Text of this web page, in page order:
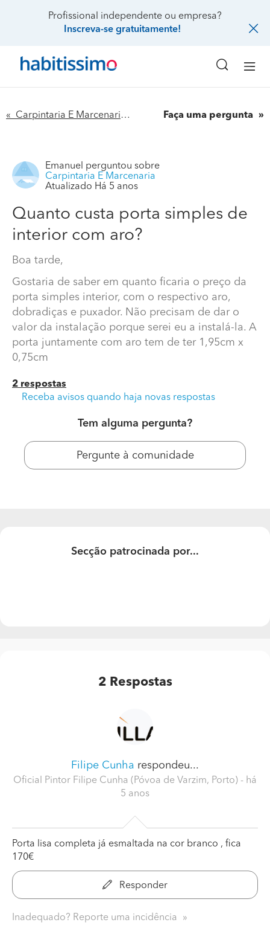
Profissional independente ou empresa?
Inscreva-se gratuitamente!
« Carpintaria E Marcenaria Faça uma pergunta
Boa tarde,
Gostaria de saber em quanto ficaria o preço da porta
Emanuel perguntou sobre
Carpintaria E Marcenaria
Atualizado Há 5 anos
Quanto custa porta simples de
interior com aro?
Boa tarde,
Gostaria de saber em quanto ficaria o preço da
porta simples interior, com o respectivo aro,
dobradiças e puxador. Não precisam de dar o
valor da instalação porque serei eu a instalá-la. A
porta juntamente com aro tem de ter 1,95cm x
0,75cm
2 respostas
Receba avisos quando haja novas respostas
Tem alguma pergunta?
Pergunte à comunidade
Secção patrocinada por...
2 Respostas
Filipe Cunha respondeu...
Oficial Pintor Filipe Cunha (Póvoa de Varzim, Porto) - há
5 anos
Porta lisa completa já esmaltada na cor branco , fica
170€
Responder
Inadequado? Reporte uma incidência